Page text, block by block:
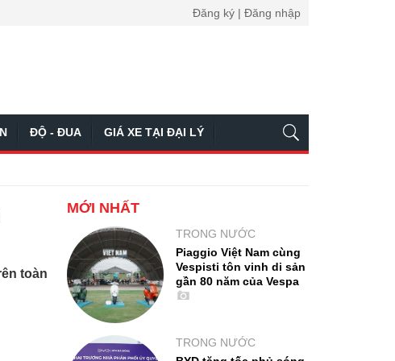
Đăng ký | Đăng nhập
ĐỘ - ĐUA GIÁ XE TẠI ĐẠI LÝ
toàn
MỚI NHẤT
TRONG NƯỚC
Piaggio Việt Nam cùng
Vespisti tôn vinh di sản
gần 80 năm của Vespa
TRONG NƯỚC